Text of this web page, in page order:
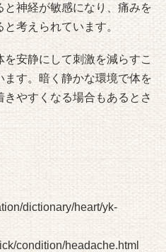
神経が敏感になり、痛みを
考えられています。
安静にして刺激を減らすこ
す。暗く静かな環境で体を
やすくなる場合もあるとさ
dictionary/heart/yk-
condition/headache.html